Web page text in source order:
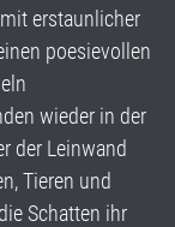
erstaunlicher
poesievollen
wieder in der
der Leinwand
Tieren und
Schatten ihr